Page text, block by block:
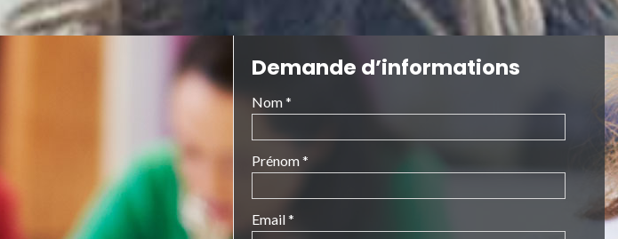
Demande d’informations
Nom *
Prénom *
Email *